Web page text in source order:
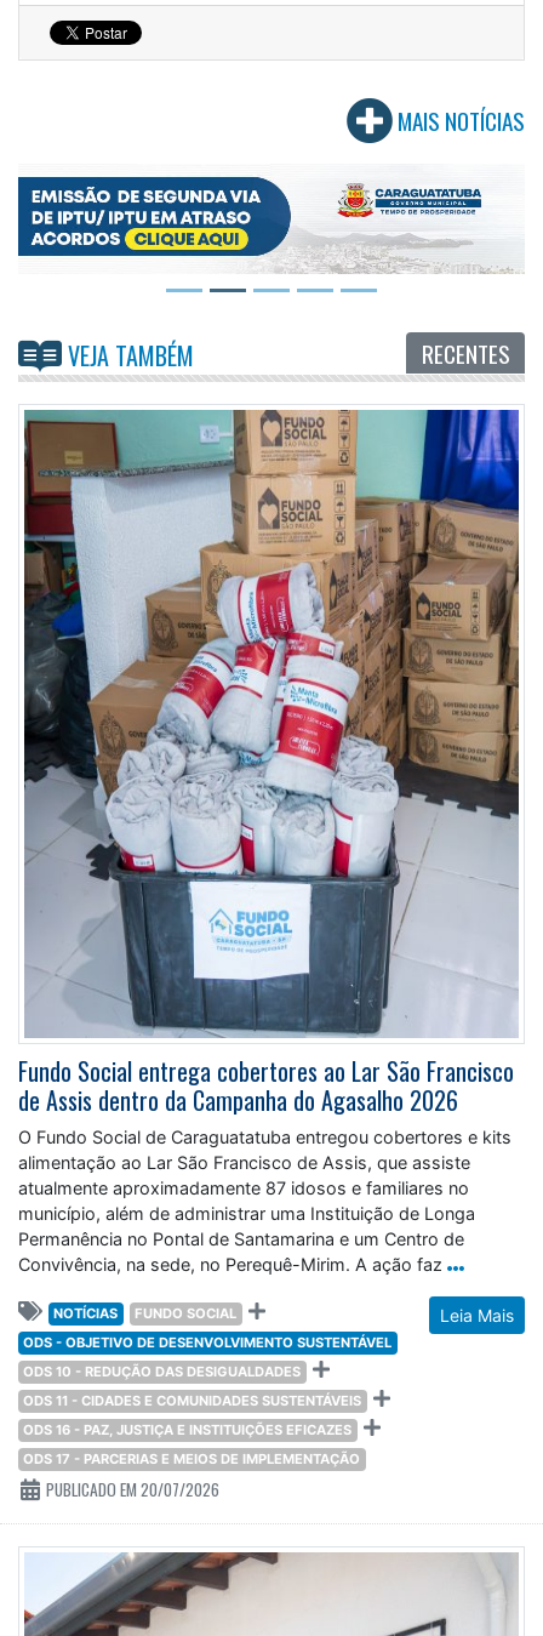
MAIS NOTÍCIAS
VEJA TAMBÉM RECENTES
Fundo Social entrega cobertores ao Lar São Francisco
de Assis dentro da Campanha do Agasalho 2026
O Fundo Social de Caraguatatuba entregou cobertores e kits
alimentação ao Lar São Francisco de Assis, que assiste
atualmente aproximadamente 87 idosos e familiares no
município, além de administrar uma Instituição de Longa
Permanência no Pontal de Santamarina e um Centro de
Convivência, na sede, no Perequê-Mirim. A ação faz
Leia Mais
NOTÍCIAS
FUNDO SOCIAL
ODS - OBJETIVO DE DESENVOLVIMENTO SUSTENTÁVEL
ODS 10 - REDUÇÃO DAS DESIGUALDADES
ODS 11 - CIDADES E COMUNIDADES SUSTENTÁVEIS
ODS 16 - PAZ, JUSTIÇA E INSTITUIÇÕES EFICAZES
ODS 17 - PARCERIAS E MEIOS DE IMPLEMENTAÇÃO
PUBLICADO EM 20/07/2026